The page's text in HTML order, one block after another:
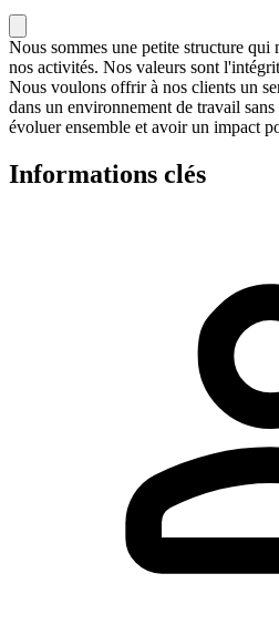
Nous sommes une petite structure qui
nos activités. Nos valeurs sont
Nous voulons offrir à nos clients un
dans un environnement de travail
évoluer ensemble et avoir un impact
Informations clés